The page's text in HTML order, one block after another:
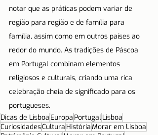
notar que as práticas podem variar de
região para região e de família para
família, assim como em outros países ao
redor do mundo. As tradições de Páscoa
em Portugal combinam elementos
religiosos e culturais, criando uma rica
celebração cheia de significado para os
portugueses.
Dicas de Lisboa Europa PortugalLisboa
CuriosidadesCultura HistóriaMorar em Lisboa